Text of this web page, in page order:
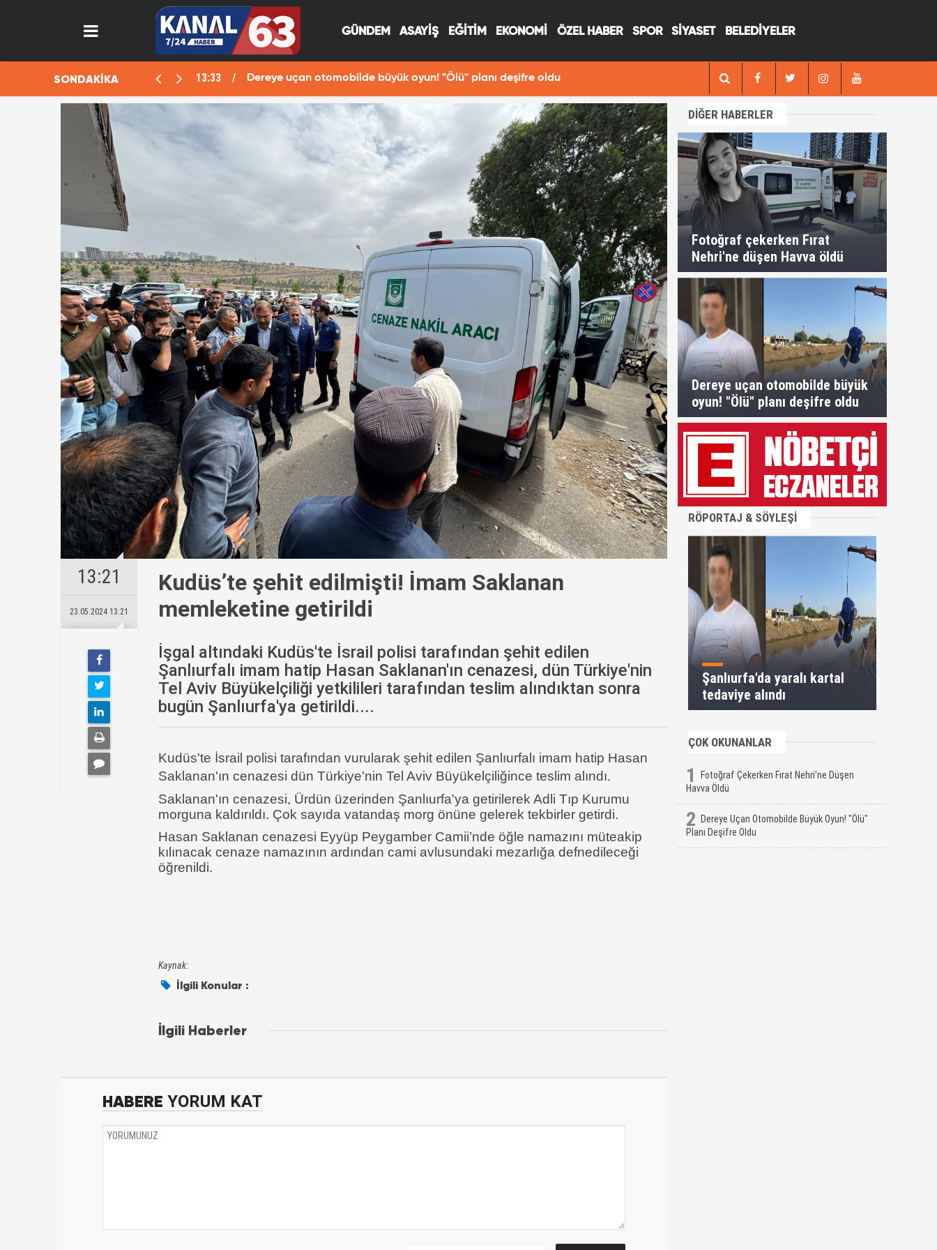
GÜNDEM ASAYİŞ EĞİTİM EKONOMİ ÖZEL HABER SPOR SİYASET BELEDİYELER
SONDAKİKA
büyük oyun! "Ölü" planı deşifre oldu 13:29 Fotoğraf çekerken Fırat Nehri'ne düşen Havva öldü 12:17
13:21
23.05.2024 13:21
Kudüs’te şehit edilmişti! İmam Saklanan
memleketine getirildi
İşgal altındaki Kudüs'te İsrail polisi tarafından şehit edilen
Şanlıurfalı imam hatip Hasan Saklanan'ın cenazesi, dün Türkiye'nin
Tel Aviv Büyükelçiliği yetkilileri tarafından teslim alındıktan sonra
bugün Şanlıurfa'ya getirildi....
Kudüs'te İsrail polisi tarafından vurularak şehit edilen Şanlıurfalı imam hatip Hasan
Saklanan'ın cenazesi dün Türkiye'nin Tel Aviv Büyükelçiliğince teslim alındı.
Saklanan'ın cenazesi, Ürdün üzerinden Şanlıurfa'ya getirilerek Adli Tıp Kurumu
morguna kaldırıldı. Çok sayıda vatandaş morg önüne gelerek tekbirler getirdi.
Hasan Saklanan cenazesi Eyyüp Peygamber Camii’nde öğle namazını müteakip
kılınacak cenaze namazının ardından cami avlusundaki mezarlığa defnedileceği
öğrenildi.
Kaynak:
İlgili Konular :
İlgili Haberler
HABERE YORUM KAT
DİĞER HABERLER
Fotoğraf çekerken Fırat
Nehri'ne düşen Havva öldü
Dereye uçan otomobilde büyük
oyun! "Ölü" planı deşifre oldu
RÖPORTAJ & SÖYLEŞİ
Şanlıurfa'da yaralı kartal
tedaviye alındı
ÇOK OKUNANLAR
1
Fotoğraf Çekerken Fırat Nehri'ne Düşen
Havva Öldü
2
Dereye Uçan Otomobilde Büyük Oyun! "Ölü"
Planı Deşifre Oldu